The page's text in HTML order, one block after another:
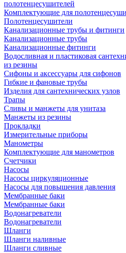
полотенцесушителей
Комплектующие для
Полотенцесушители
Канализационные трубы и фитинги
Канализационные трубы
Канализационные фитинги
Водосливная и пластиковая
из резины
Сифоны и аксессуары для сифонов
Гибкие и фановые трубы
Изделия для сантехнических узлов
Трапы
Сливы и манжеты для унитаза
Манжеты из резины
Прокладки
Измерительные приборы
Манометры
Комплектующие для манометров
Счетчики
Насосы
Насосы циркуляционные
Насосы для повышения давления
Мембранные баки
Мембранные баки
Водонагреватели
Водонагреватели
Шланги
Шланги наливные
Шланги сливные